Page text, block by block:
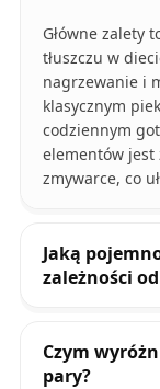
Główne zalety
tłuszczu w
nagrzewanie i
klasycznym
codziennym
elementów jest
zmywarce, co
Jaką
zależności
Czym
pary?